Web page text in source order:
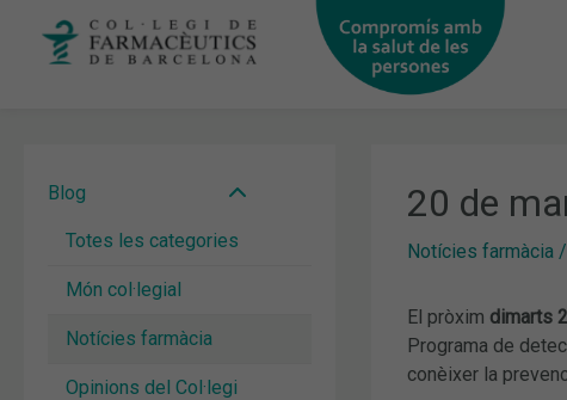
Blog
Totes les categories
Món col·legial
Notícies farmàcia
Opinions del Col·legi
20 de
Notícies farmàcia/
El pròxim dimarts
Programa de
conèixer la